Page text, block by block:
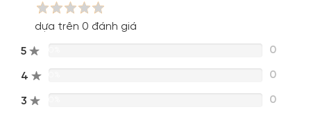
dựa trên 0 đánh giá
5 0
4 0
3 0